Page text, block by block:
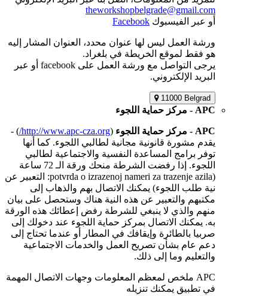
theworkshopbelgrade@gmail.com
أو عبر الفيسبوك Facebook
ورشة العمل ليس لها عنوان محدد، العنوان المشار إليه
هو فقط لموقع الخريطة في بلغراد.
يرجى التواصل مع ورشة العمل على facebook أو عبر
البريد الإلكتروني.
11000 Belgrad
APC - مركز حماية اللجوء
APC - مركز حماية اللجوء (
http://www.apc-cza.org/
) -
يقدم مشورة قانونية مجانية لطالبي اللجوء. كما أنها
توفر برامج المساعدة النفسية والاجتماعية لطالبي
اللجوء. إذا رفضت الشرطة منحك ورقة الـ 72 ساعة
(potvrda o izrazenoj nameri za trazenje azila: التعبير عن
نية طلب اللجوء) يمكنك الاتصال بهم والذهاب إلى
مكتبهم والتعبير عن هذه النية هناك وستحصل على بيان
منهم والذي لا ينبغي للشرطة رفض إعطائك هذه الورقة
به. يمكنك الاتصال بمركز حماية اللجوء عند دخولك إلى
صربيا بالطائرة وإيقافك في المطار أو عندما تحتاج إلى
دعم عام بشأن تصريح العمل والخدمات الاجتماعية
والتعليم وما إلى ذلك.
APC ملخص لمعظم المعلومات وجهات الاتصال المهمة
في تطبيق يمكنك تنزيله